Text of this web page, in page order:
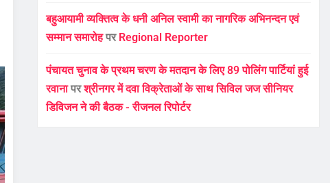
बहुआयामी व्यक्तित्व के धनी अनिल स्वामी का नागरिक अभिनन्दन एवं
सम्मान समारोहपर Regional Reporter
पंचायत चुनाव के प्रथम चरण के मतदान के लिए 89 पोलिंग पार्टियां हुई
रवानापरश्रीनगर में दवा विक्रेताओं के साथ सिविल जज सीनियर
डिविजन ने की बैठक - रीजनल रिपोर्टर